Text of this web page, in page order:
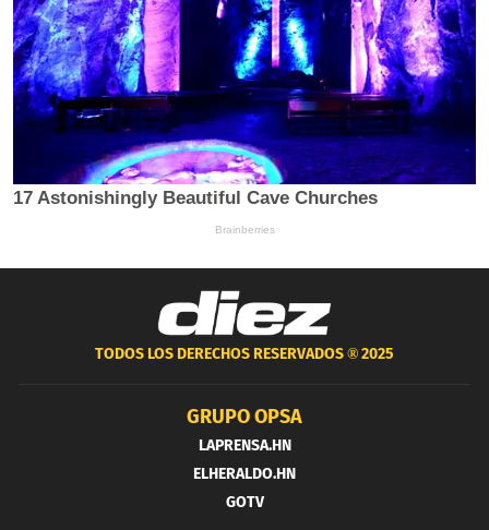
TODOS LOS DERECHOS RESERVADOS ®2025
GRUPO OPSA
LAPRENSA.HN
ELHERALDO.HN
GOTV